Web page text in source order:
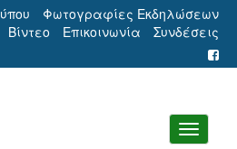
Φωτογραφίες Εκδηλώσεων
Βίντεο
Επικοινωνία Συνδέσεις